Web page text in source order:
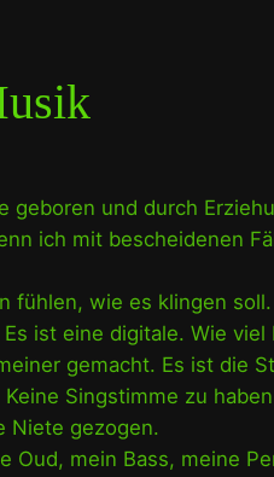
geboren und durch
ich mit bescheidenen
fühlen, wie es klingen
ist eine digitale. Wie
gemacht. Es ist die
Singstimme zu
Niete gezogen.
Oud, mein Bass, meine